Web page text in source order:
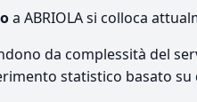
a ABRIOLA si colloca
da complessità del
statistico basato